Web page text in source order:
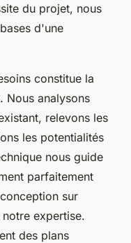
du projet, nous
d'une
constitue la
Nous analysons
relevons les
les potentialités
nous guide
parfaitement
sur
expertise.
des plans